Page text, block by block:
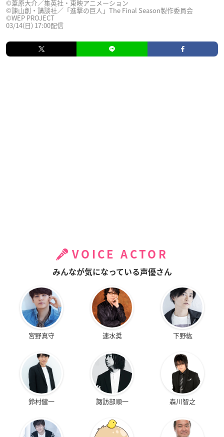
©葦原大介／集英社・東映アニメーション
©諫山創・講談社／「進撃の巨人」The Final Season製作委員会
©WEP PROJECT
03/14(日) 17:00配信
VOICE ACTOR
みんなが気になっている声優さん
宮野真守 速水奨 下野紘
鈴村健一 諏訪部順一 森川智之